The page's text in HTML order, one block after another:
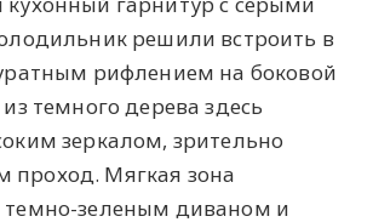
решили встроить в
рифлением на боковой
темного дерева здесь
зеркалом, зрительно
Мягкая зона
темно-зеленым диваном и